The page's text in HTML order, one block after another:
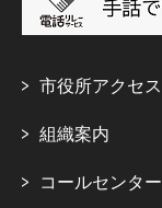
市役所アクセ
組織案内
コールセンタ